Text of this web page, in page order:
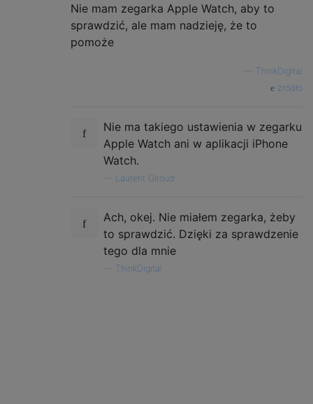
Nie mam zegarka Apple Watch, aby to
sprawdzić, ale mam nadzieję, że to
pomoże
ThinkDigital
źródło
Nie ma takiego ustawienia w zegarku
Apple Watch ani w aplikacji iPhone
Watch.
Laurent Giroud
Ach, okej. Nie miałem zegarka, żeby
to sprawdzić. Dzięki za sprawdzenie
tego dla mnie
ThinkDigital